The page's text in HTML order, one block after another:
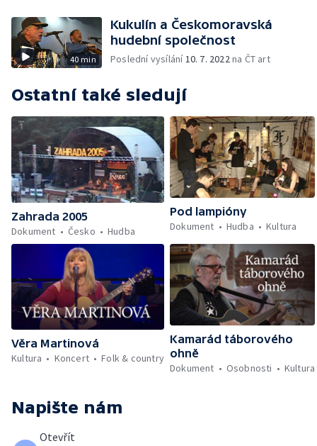
40 min
Kukulín a Českomoravská
hudební společnost
Poslední vysílání10. 7. 2022na ČT art
Ostatní také sledují
Zahrada 2005
Dokument
Česko Hudba
Pod lampióny
Dokument
Hudba Kultura
Věra Martinová
Kultura
Koncert Folk & country
Kamarád táborového
ohně
Dokument
Osobnosti Kultura
Napište nám
Otevřít